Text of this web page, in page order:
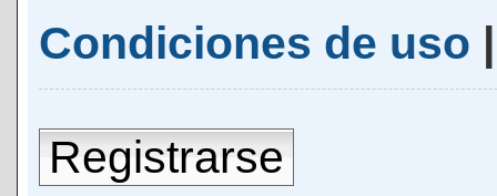
Condiciones de uso
Registrarse